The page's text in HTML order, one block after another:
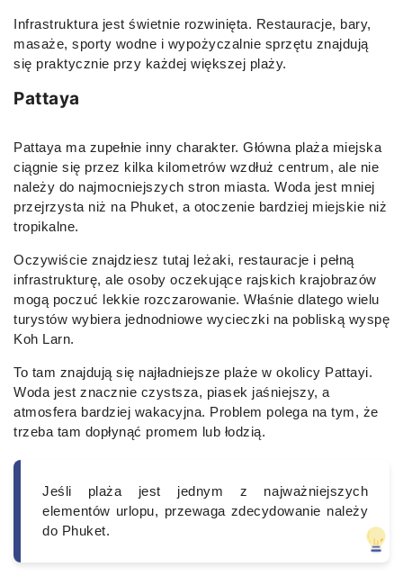
Infrastruktura jest świetnie rozwinięta. Restauracje, bary,
masaże, sporty wodne i wypożyczalnie sprzętu znajdują
się praktycznie przy każdej większej plaży.
Pattaya
Pattaya ma zupełnie inny charakter. Główna plaża miejska
ciągnie się przez kilka kilometrów wzdłuż centrum, ale nie
należy do najmocniejszych stron miasta. Woda jest mniej
przejrzysta niż na Phuket, a otoczenie bardziej miejskie niż
tropikalne.
Oczywiście znajdziesz tutaj leżaki, restauracje i pełną
infrastrukturę, ale osoby oczekujące rajskich krajobrazów
mogą poczuć lekkie rozczarowanie. Właśnie dlatego wielu
turystów wybiera jednodniowe wycieczki na pobliską wyspę
Koh Larn.
To tam znajdują się najładniejsze plaże w okolicy Pattayi.
Woda jest znacznie czystsza, piasek jaśniejszy, a
atmosfera bardziej wakacyjna. Problem polega na tym, że
trzeba tam dopłynąć promem lub łodzią.
Jeśli plaża jest jednym z najważniejszych
elementów urlopu, przewaga zdecydowanie należy
do Phuket.